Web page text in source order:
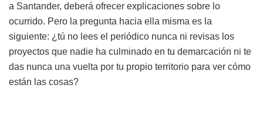
a Santander, deberá ofrecer explicaciones sobre lo
ocurrido. Pero la pregunta hacia ella misma es la
siguiente: ¿tú no lees el periódico nunca ni revisas los
proyectos que nadie ha culminado en tu demarcación ni te
das nunca una vuelta por tu propio territorio para ver cómo
están las cosas?